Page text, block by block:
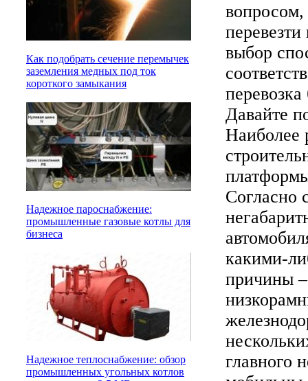
Как подобрать сечение перемычек
заземления медных под ток
короткого замыкания
Надежное пароснабжение:
промышленные газовые котлы для
бизнеса
Надежное теплоснабжение: обзор
промышленных угольных котлов
вопросом,
выбор
Давайте
Наиболее
Согласно
какими-
причины –
главного